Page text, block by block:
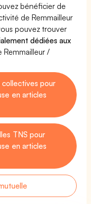
bénéficier de
de Remmailleur
pouvez trouver
dédiées aux
Remmailleur /
collectives pour
en articles
TNS pour
en articles